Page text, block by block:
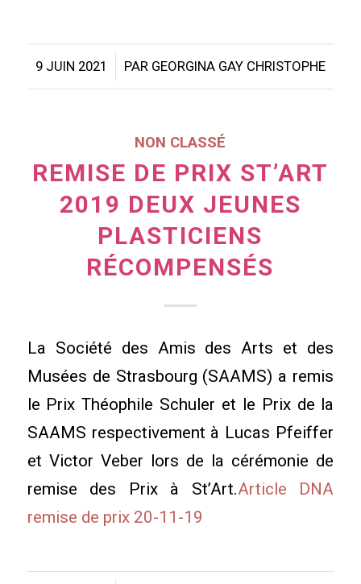
9 JUIN 2021
/ PAR GEORGINA GAY CHRISTOPHE
NON CLASSÉ
REMISE DE PRIX ST’ART
2019 DEUX JEUNES
PLASTICIENS
RÉCOMPENSÉS
La Société des Amis des Arts et des
Musées de Strasbourg (SAAMS) a remis
le Prix Théophile Schuler et le Prix de la
SAAMS respectivement à Lucas Pfeiffer
et Victor Veber lors de la cérémonie de
remise des Prix à St’Art.Article DNA
remise de prix 20-11-19